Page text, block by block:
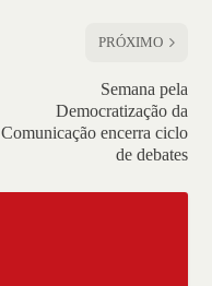
PRÓXIMO
Semana pela
Democratização da
Comunicação encerra ciclo
de debates